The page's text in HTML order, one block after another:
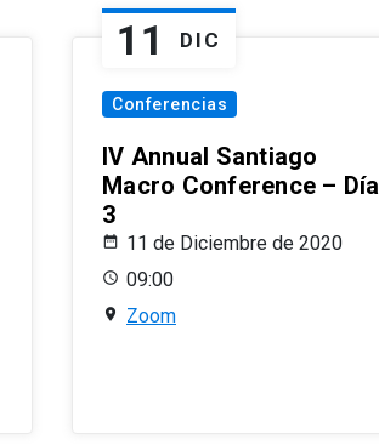
11 DIC
Conferencias
IV Annual Santiago
Macro Conference – Día
3
11 de Diciembre de 2020
09:00
Zoom